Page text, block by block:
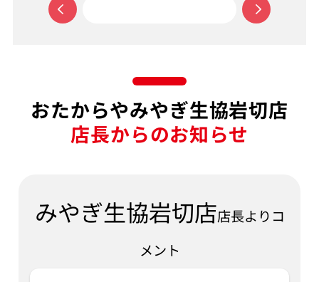
おたからやみやぎ生協岩切店
店長からのお知らせ
みやぎ生協岩切店店長よりコ
メント